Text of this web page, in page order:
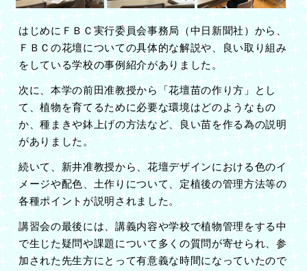
はじめにＦＢＣ実行委員会事務局（中日新聞社）から、
ＦＢＣの花壇についての具体的な解説や、良い取り組み
をしている学校の事例紹介がありました。
次に、本学の前田准教授から「花壇苗の作り方」とし
て、植物を育てるために必要な環境はどのようなもの
か、種まきや鉢上げの方法など、良い苗を作る為の説明
がありました。
続いて、新井准教授から、花壇デザインにおける色のイ
メージや配色、土作りについて、定植後の管理方法等の
各種ポイントが説明されました。
講習会の最後には、講義内容や学校で植物管理をする中
で生じた疑問や課題について多くの質問が寄せられ、参
加された先生方にとって有意義な時間になっていたので